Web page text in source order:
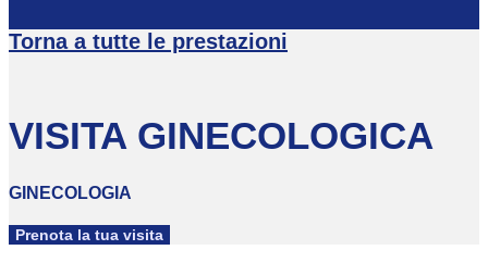
Torna a tutte le prestazioni
VISITA GINECOLOGICA
GINECOLOGIA
Prenota la tua visita